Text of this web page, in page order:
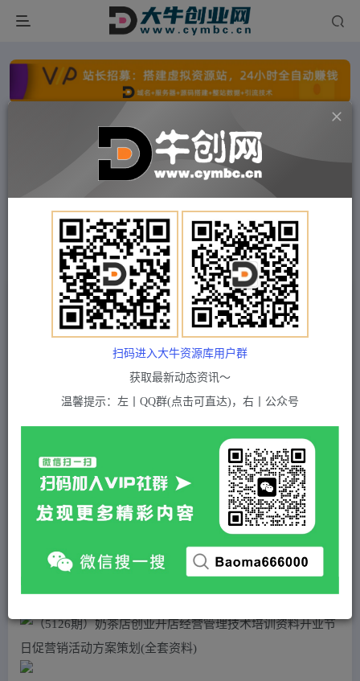
点击开通分站+ 每日收入300+
文字广告火爆招租 文字广告火爆招租
文字广告火爆招租
文字广告火爆招租 文字广告火爆招租
付费项目 中创网 正文
（5126期）奶茶店创业开店经营管理技术培训资料
开业节日促营销活动方案策划(全套资料)
5 积分
黄金会员 2 超级会员(永久VIP) 免费
站长QQ：1970819299
付费资源
扫码进入大牛资源库用户群
获取最新动态资讯～
温馨提示：左丨QQ群(点击可直达)，右丨公众号